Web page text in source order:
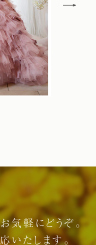
気軽にどうぞ。
いたします。